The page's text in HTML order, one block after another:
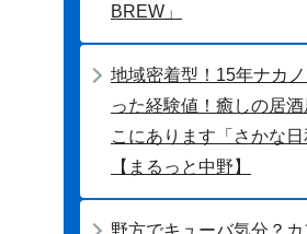
BREW」
地域密着型！15年ナカ
った経験値！癒しの居酒
こにあります「さかな日
【まるっと中野】
野方でキューバ気分？カ